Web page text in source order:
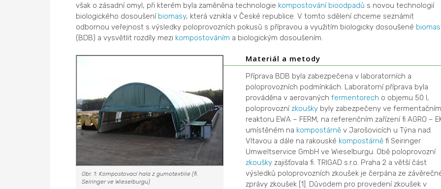
však o zásadní omyl, při kterém byla zaměněna technologie kompostování bioodpadů s novou technologií
biologického dosoušení biomasy, která vznikla v České republice. V tomto sdělení chceme seznámit
odbornou veřejnost s výsledky poloprovozních pokusů s přípravou a využitím biologicky dosoušené
(BDB) a vysvětlit rozdíly mezi kompostováním a biologickým dosoušením.
Obr. 1: Kompostovací hala z gumotextilie (fi.
Seiringer ve Wieselburgu)
Materiál a metody
Příprava BDB byla zabezpečena v laboratorních a
poloprovozních podmínkách. Laboratorní příprava byla
prováděna v aerovaných fermentorech o objemu 50 l,
poloprovoznízkouškybyly zabezpečeny ve fermentačním
reaktoru EWA – FERM, na referenčním zařízení fi AGRO –
umístěném na kompostárněv Jarošovicích u Týna nad
Vltavou a dále na rakouské kompostárněfi Seiringer
Umweltservice GmbH ve Wieselburgu. Obě poloprovozní
zkouškyzajišťovala fi. TRIGAD s.r.o. Praha 2 a větší část
výsledků poloprovozních zkoušek je čerpána ze
zprávy zkoušek [1]. Důvodem pro provedení zkoušek v